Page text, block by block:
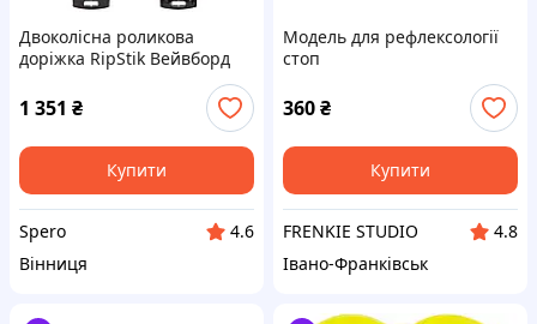
Двоколісна роликова
доріжка RipStik Вейвборд
SP-Sport SK-3557 чорно-біла
для тренувань
1 351 ₴
Купити
Spero
4.6
Вінниця
Модель для рефлексології
стоп
360₴
Купити
FRENKIE STUDIO
4.8
Івано-Франківськ